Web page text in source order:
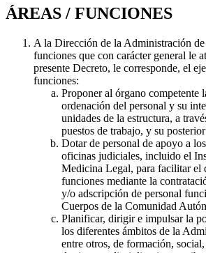
ÁREAS / FUNCIONES
A la Dirección de la Administración de
funciones que con carácter general le
presente Decreto, le corresponde, el
funciones:
Proponer al órgano competente
ordenación del personal y su
unidades de la estructura, a
puestos de trabajo, y su
Dotar de personal de apoyo a
oficinas judiciales, incluido el
Medicina Legal, para facilitar el
funciones mediante la
y/o adscripción de personal
Cuerpos de la Comunidad
Planificar, dirigir e impulsar la
los diferentes ámbitos de la
entre otros, de formación,